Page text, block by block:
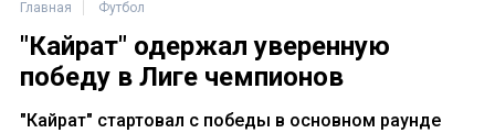
Главная Футбол
"Кайрат" одержал уверенную
победу в Лиге чемпионов
"Кайрат" стартовал с победы в основном раунде